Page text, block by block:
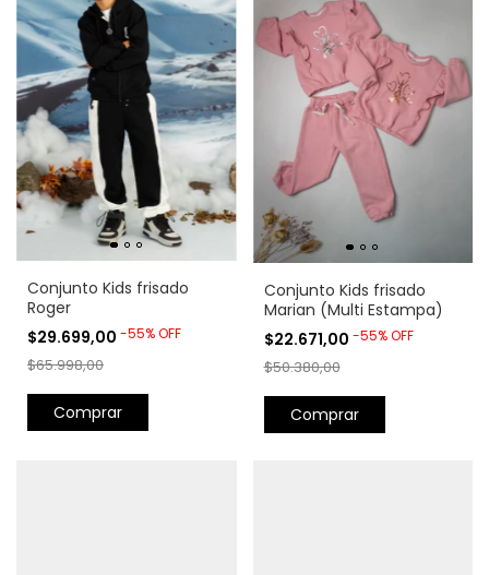
Conjunto Kids frisado
Roger
$29.699,00 -55%OFF
$65.998,00
Comprar
Conjunto Kids frisado
Marian (Multi Estampa)
$22.671,00 -55%OFF
$50.380,00
Comprar